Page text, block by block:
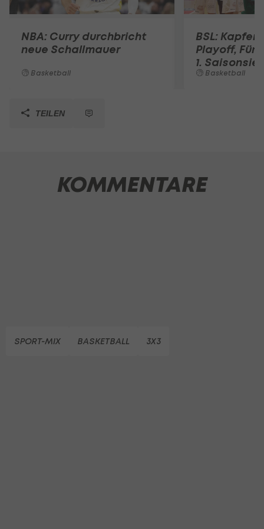
NBA: Curry durchbricht
neue Schallmauer
Basketball
BSL:
Playoff,
1.
Basketball
TEILEN
KOMMENTARE
SPORT-MIX BASKETBALL 3X3